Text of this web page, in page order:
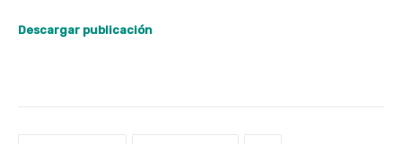
Descargar publicación